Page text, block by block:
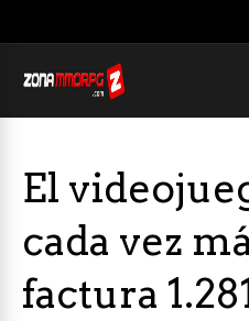
El
cada vez
factura